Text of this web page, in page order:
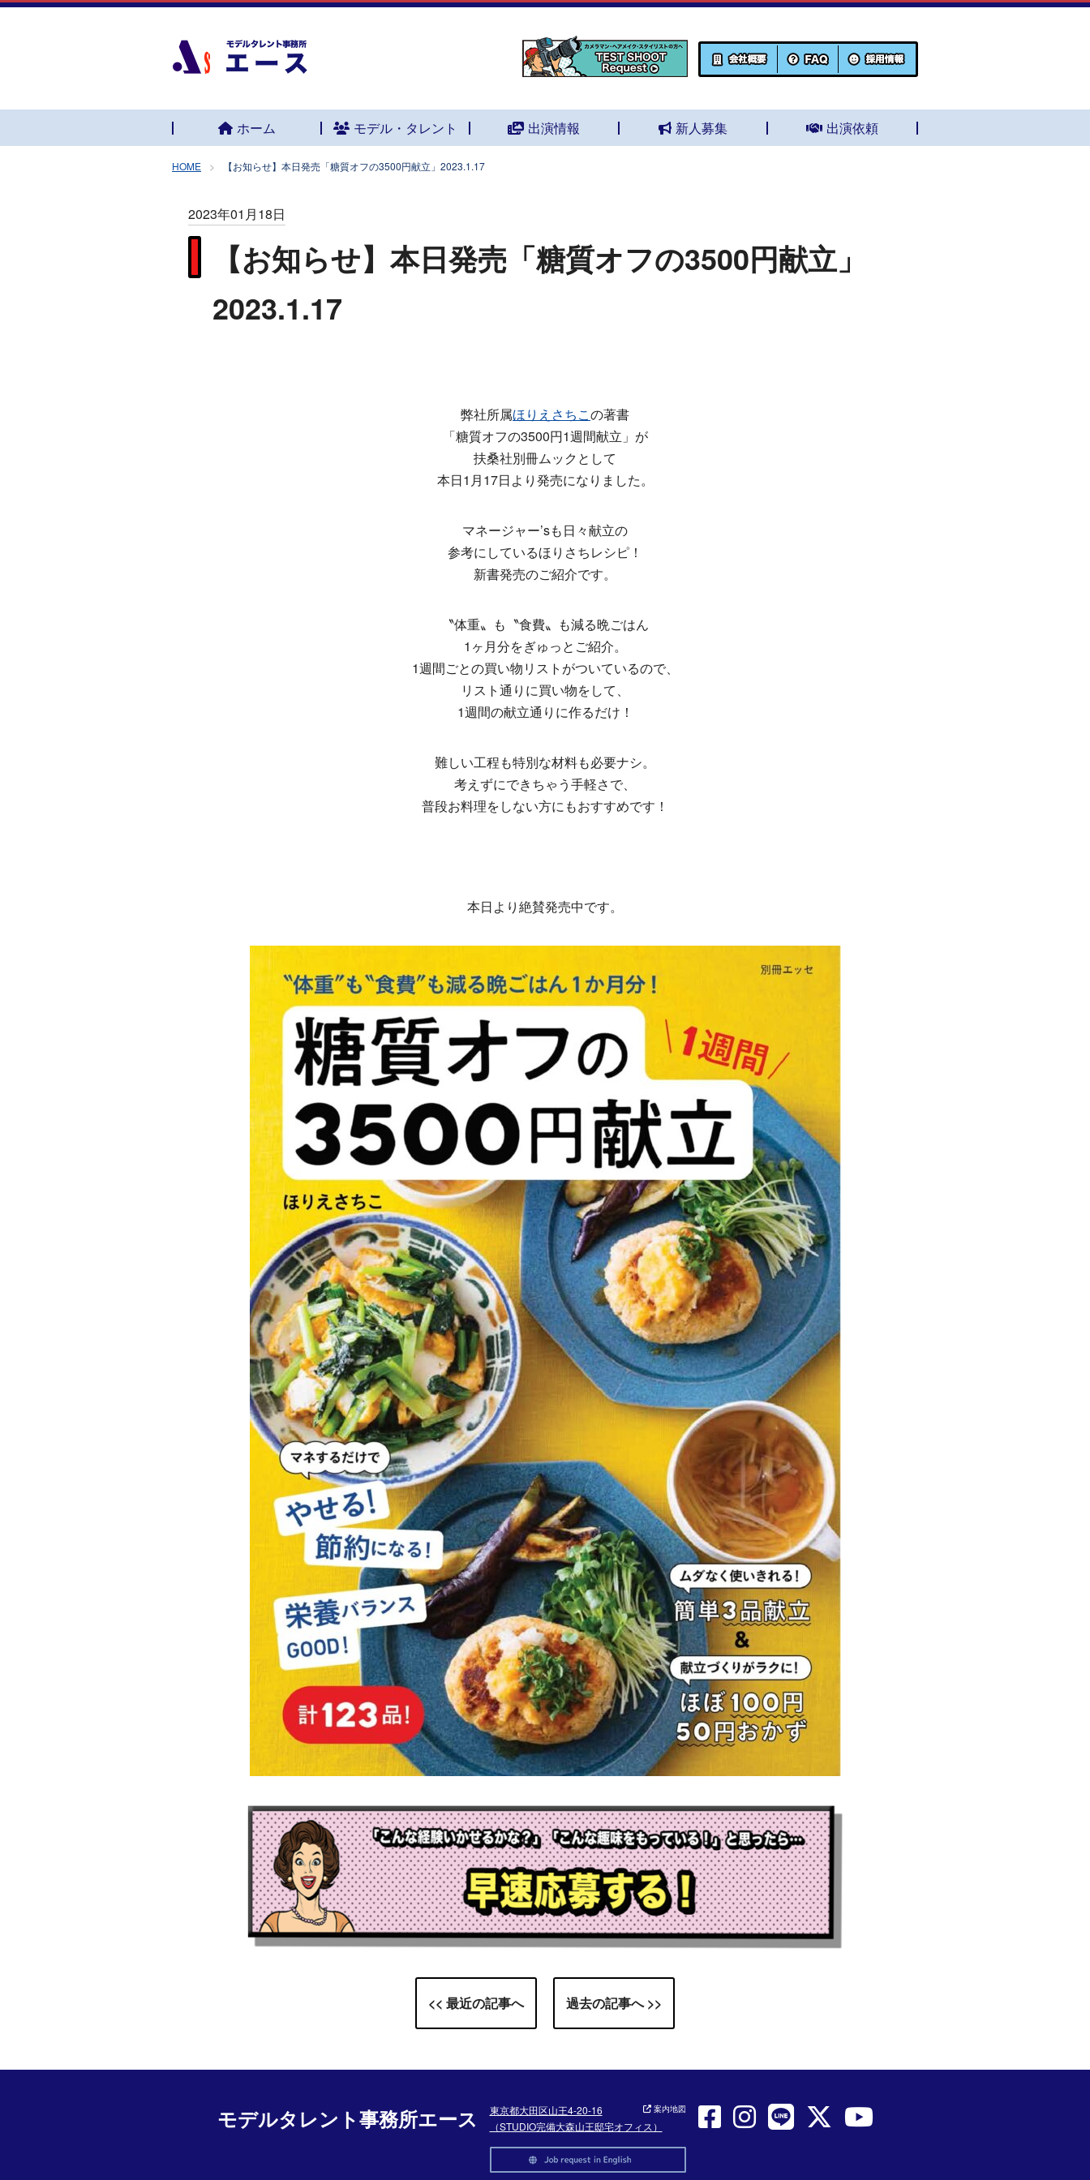
ホーム モデル・タレント 出演情報 新人募集 出演依頼
HOME 【お知らせ】本日発売「糖質オフの3500円献立」2023.1.17
2023年01月18日
【お知らせ】本日発売「糖質オフの3500円献立」
2023.1.17
弊社所属ほりえさちこの著書
「糖質オフの3500円1週間献立」が
扶桑社別冊ムックとして
本日1月17日より発売になりました。
マネージャー’sも日々献立の
参考にしているほりさちレシピ！
新書発売のご紹介です。
〝体重〟も〝食費〟も減る晩ごはん
1ヶ月分をぎゅっとご紹介。
1週間ごとの買い物リストがついているので、
リスト通りに買い物をして、
1週間の献立通りに作るだけ！
難しい工程も特別な材料も必要ナシ。
考えずにできちゃう手軽さで、
普段お料理をしない方にもおすすめです！
本日より絶賛発売中です。
<< 最近の記事へ 過去の記事へ >>
モデルタレント事務所エース
東京都大田区山王4-20-16
（STUDIO完備大森山王邸宅オフィス）
案内地図